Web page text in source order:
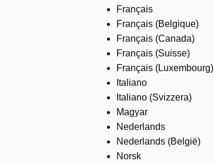
Français
Français (Belgique)
Français (Canada)
Français (Suisse)
Français (Luxembourg)
Italiano
Italiano (Svizzera)
Magyar
Nederlands
Nederlands (België)
Norsk